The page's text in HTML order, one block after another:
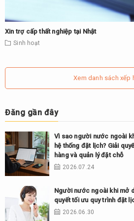
Xin trợ cấp thất nghiệp tại Nhật
Sinh hoạt
Xem danh sách xếp
Đăng gần đây
Vì sao người nước ngoài
hệ thống đặt lịch? Giải
hàng và quản lý đặt chỗ
2026.07.24
Người nước ngoài khi mở
quyết tối ưu quy trình đặt
2026.06.30